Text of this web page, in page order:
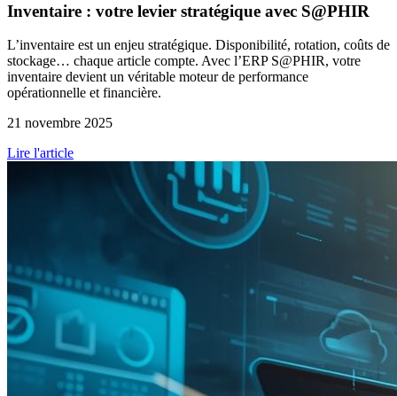
Inventaire : votre levier stratégique avec S@PHIR
L’inventaire est un enjeu stratégique. Disponibilité, rotation, coûts de
stockage… chaque article compte. Avec l’ERP S@PHIR, votre
inventaire devient un véritable moteur de performance
opérationnelle et financière.
21 novembre 2025
Lire l'article